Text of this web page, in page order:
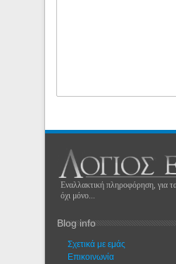
Εναλλακτική πληροφόρηση, για
όχι μόνο...
Blog info
Σχετικά με εμάς
Eπικοινωνία